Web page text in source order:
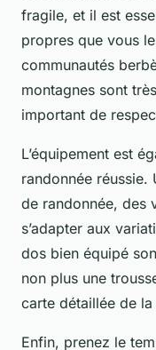
fragile, et il est
propres que vous
communautés
montagnes sont
important de
L’équipement est
randonnée réussie.
de randonnée, des
s’adapter aux
dos bien équipé
non plus une
carte détaillée de
Enfin, prenez le